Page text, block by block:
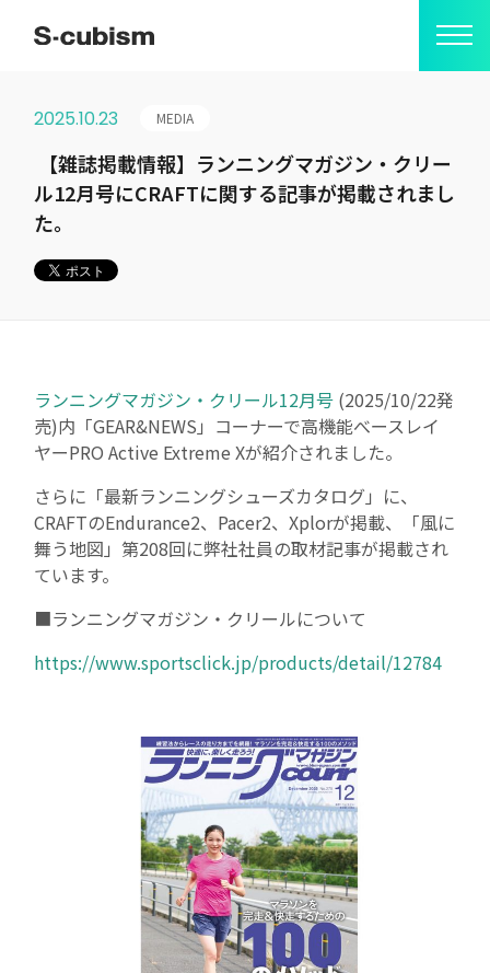
2025.10.23 MEDIA
【雑誌掲載情報】ランニングマガジン・クリー
ル12月号にCRAFTに関する記事が掲載されまし
た。
ランニングマガジン・クリール12月号 (2025/10/22発
売)内「GEAR&NEWS」コーナーで高機能べースレイ
ヤーPRO Active Extreme Xが紹介されました。
さらに「最新ランニングシューズカタログ」に、
CRAFTのEndurance2、Pacer2、Xplorが掲載、「風に
舞う地図」第208回に弊社社員の取材記事が掲載され
ています。
■ランニングマガジン・クリールについて
https://www.sportsclick.jp/products/detail/12784
会社情報
ミッション
S-cubismの由来
アクセス
事業紹介
事業一覧
リテールソリューション事業
導入事例
アパレルソリューション事業
プレスリリース
メディア掲載情報